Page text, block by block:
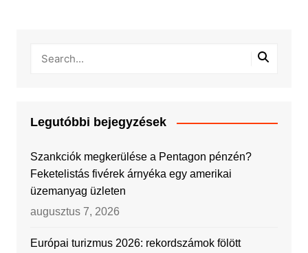
Legutóbbi bejegyzések
Szankciók megkerülése a Pentagon pénzén?
Feketelistás fivérek árnyéka egy amerikai
üzemanyag üzleten
augusztus 7, 2026
Európai turizmus 2026: rekordszámok fölött